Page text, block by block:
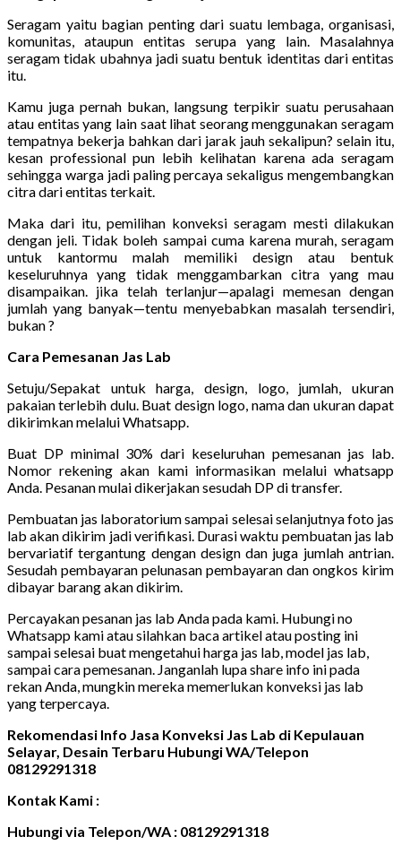
Seragam yaitu bagian penting dari suatu lembaga, organisasi,
komunitas, ataupun entitas serupa yang lain. Masalahnya
seragam tidak ubahnya jadi suatu bentuk identitas dari entitas
itu.
Kamu juga pernah bukan, langsung terpikir suatu perusahaan
atau entitas yang lain saat lihat seorang menggunakan seragam
tempatnya bekerja bahkan dari jarak jauh sekalipun? selain itu,
kesan professional pun lebih kelihatan karena ada seragam
sehingga warga jadi paling percaya sekaligus mengembangkan
citra dari entitas terkait.
Maka dari itu, pemilihan konveksi seragam mesti dilakukan
dengan jeli. Tidak boleh sampai cuma karena murah, seragam
untuk kantormu malah memiliki design atau bentuk
keseluruhnya yang tidak menggambarkan citra yang mau
disampaikan. jika telah terlanjur—apalagi memesan dengan
jumlah yang banyak—tentu menyebabkan masalah tersendiri,
bukan ?
Cara Pemesanan Jas Lab
Setuju/Sepakat untuk harga, design, logo, jumlah, ukuran
pakaian terlebih dulu. Buat design logo, nama dan ukuran dapat
dikirimkan melalui Whatsapp.
Buat DP minimal 30% dari keseluruhan pemesanan jas lab.
Nomor rekening akan kami informasikan melalui whatsapp
Anda. Pesanan mulai dikerjakan sesudah DP di transfer.
Pembuatan jas laboratorium sampai selesai selanjutnya foto jas
lab akan dikirim jadi verifikasi. Durasi waktu pembuatan jas lab
bervariatif tergantung dengan design dan juga jumlah antrian.
Sesudah pembayaran pelunasan pembayaran dan ongkos kirim
dibayar barang akan dikirim.
Percayakan pesanan jas lab Anda pada kami. Hubungi no
Whatsapp kami atau silahkan baca artikel atau posting ini
sampai selesai buat mengetahui harga jas lab, model jas lab,
sampai cara pemesanan. Janganlah lupa share info ini pada
rekan Anda, mungkin mereka memerlukan konveksi jas lab
yang terpercaya.
Rekomendasi Info Jasa Konveksi Jas Lab di Kepulauan
Selayar, Desain Terbaru Hubungi WA/Telepon
08129291318
Kontak Kami :
Hubungi via Telepon/WA : 08129291318